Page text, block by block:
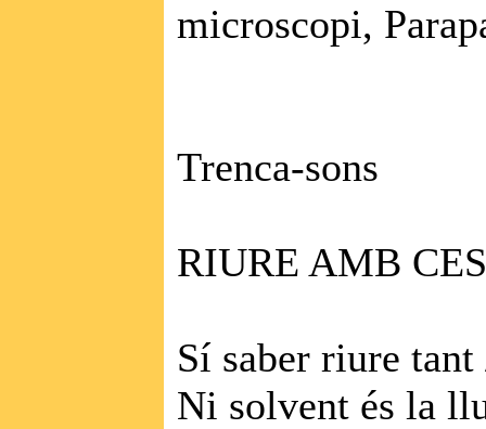
microscopi,
Trenca-sons
RIURE AMB
Sí saber riure
Ni solvent és la